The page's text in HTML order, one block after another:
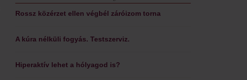
Rossz közérzet ellen végbél záróizom torna
A kúra nélküli fogyás. Testszerviz.
Hiperaktív lehet a hólyagod is?